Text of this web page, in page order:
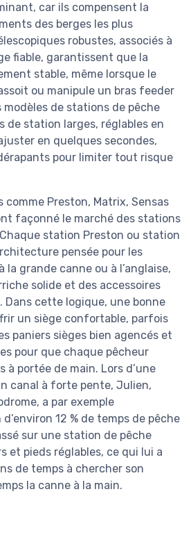
car ils compensent la
des berges les plus
robustes, associés à
fiable, garantissent que la
stable, même lorsque le
ou manipule un bras feeder
modèles de stations de pêche
de station larges, réglables en
en quelques secondes,
pour limiter tout risque
comme Preston, Matrix, Sensas
façonné le marché des stations
station Preston ou station
pensée pour les
la grande canne ou à l’anglaise,
solide et des accessoires
Dans cette logique, une bonne
un siège confortable, parfois
paniers sièges bien agencés et
pour que chaque pêcheur
à portée de main. Lors d’une
canal à forte pente, Julien,
a par exemple
12 % de temps de pêche
sur une station de pêche
et pieds réglables, ce qui lui a
de temps à chercher son
la canne à la main.